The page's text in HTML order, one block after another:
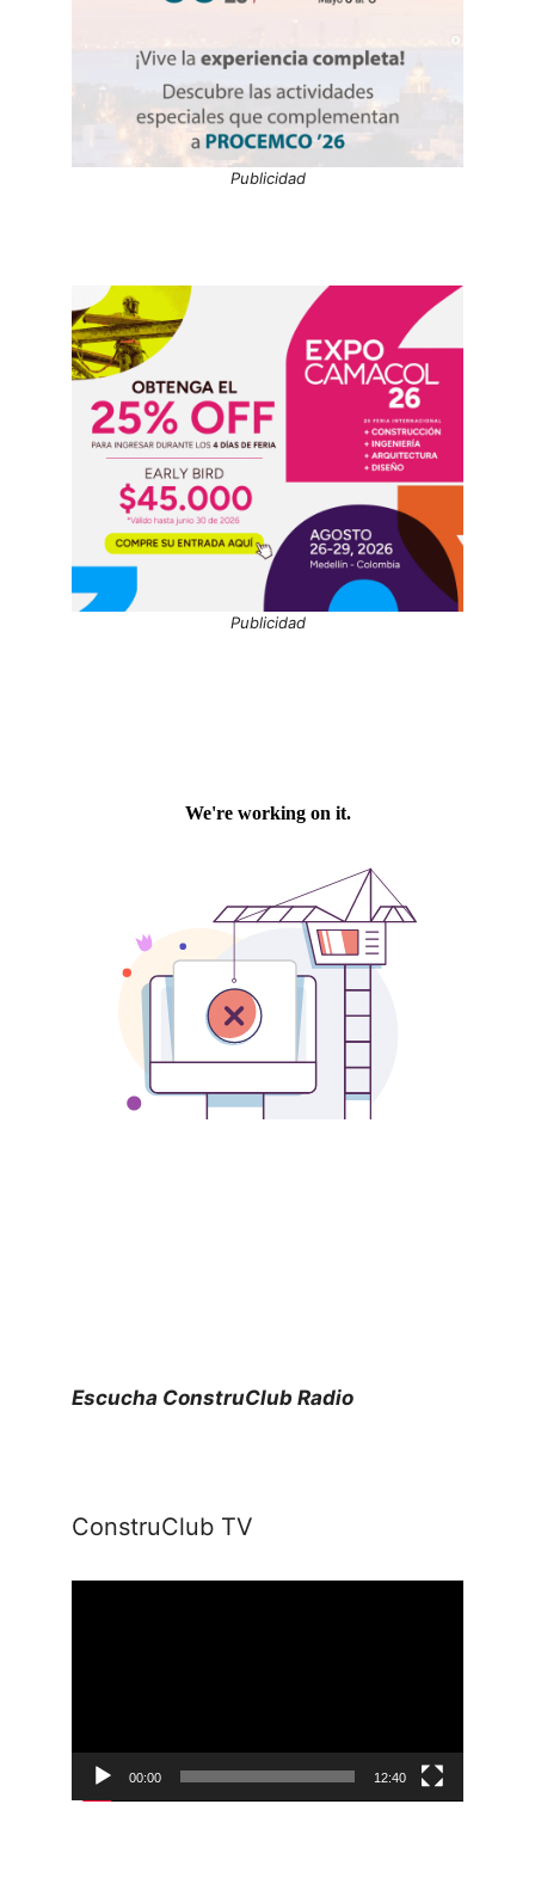
Publicidad
Publicidad
Escucha ConstruClub Radio
ConstruClub TV
00:00 12:40